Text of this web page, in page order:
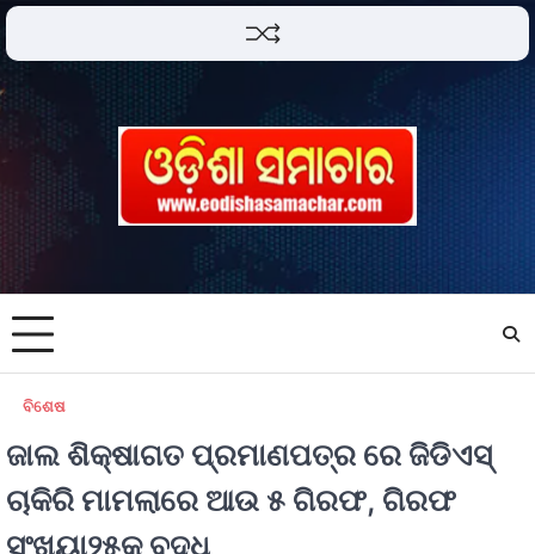
ବିଶେଷ
ଜାଲ ଶିକ୍ଷାଗତ ପ୍ରମାଣପତ୍ର ରେ ଜିଡିଏସ୍
ଚାକିରି ମାମଲାରେ ଆଉ ୫ ଗିରଫ, ଗିରଫ
ସଂଖ୍ୟା୨୫କୁ ବୃଦ୍ଧି